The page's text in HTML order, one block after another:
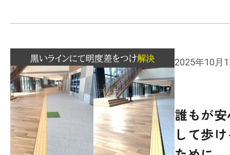
2025年10月
誰もが
して歩